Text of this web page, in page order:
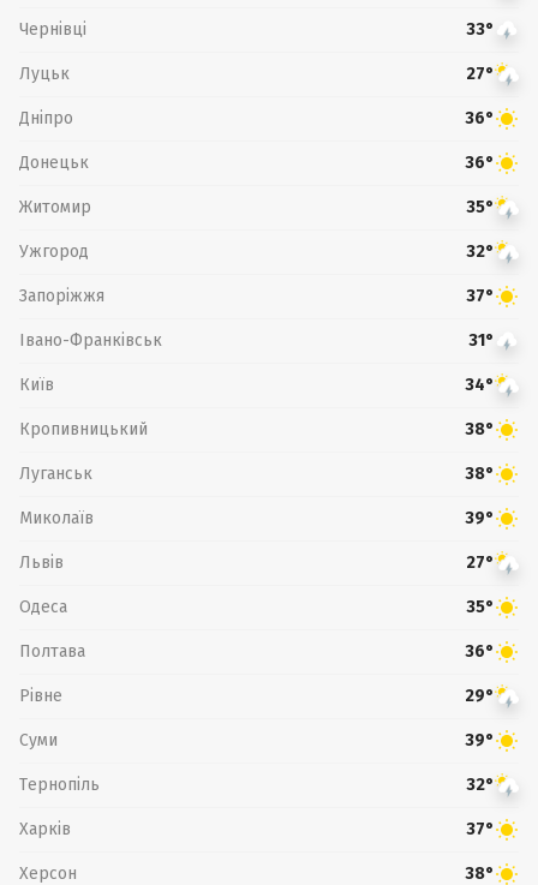
Чернівці 33°
Луцьк 27°
Дніпро 36°
Донецьк 36°
Житомир 35°
Ужгород 32°
Запоріжжя 37°
Івано-Франківськ 31°
Київ 34°
Кропивницький 38°
Луганськ 38°
Миколаїв 39°
Львів 27°
Одеса 35°
Полтава 36°
Рівне 29°
Суми 39°
Тернопіль 32°
Харків 37°
Херсон 38°